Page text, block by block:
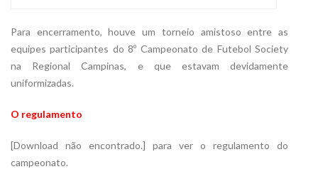
Para encerramento, houve um torneio amistoso entre as
equipes participantes do 8º Campeonato de Futebol Society
na Regional Campinas, e que estavam devidamente
uniformizadas.
O regulamento
[Download não encontrado.] para ver o regulamento do
campeonato.